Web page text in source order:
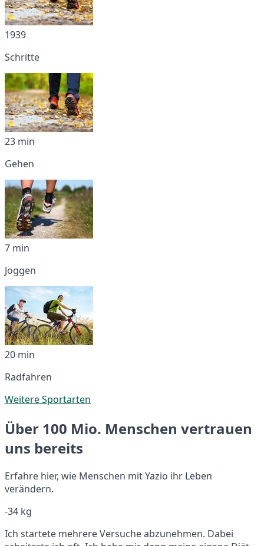
1939
Schritte
23 min
Gehen
7 min
Joggen
20 min
Radfahren
Weitere Sportarten
Über 100 Mio. Menschen vertrauen
uns bereits
Erfahre hier, wie Menschen mit Yazio ihr Leben
verändern.
-34 kg
Ich startete mehrere Versuche abzunehmen. Dabei